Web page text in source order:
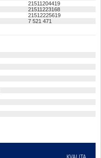
21511204419
21511223168
21512225619
7 521 471